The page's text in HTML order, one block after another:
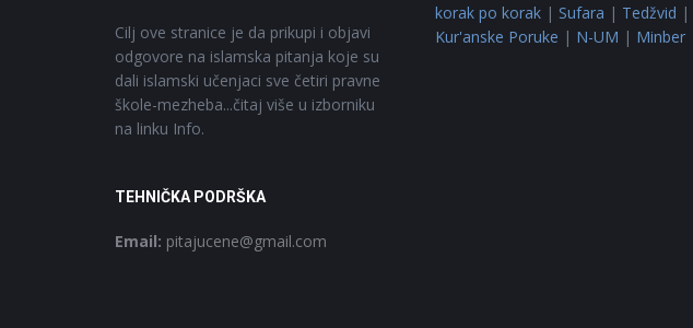
Cilj ove stranice je da prikupi i objavi
odgovore na islamska pitanja koje su
dali islamski učenjaci sve četiri pravne
škole-mezheba...čitaj više u izborniku
na linku Info.
TEHNIČKA PODRŠKA
Email: pitajucene@gmail.com
korak po korak| Sufara | Tedžvid |
Kur'anske Poruke | N-UM | Minber